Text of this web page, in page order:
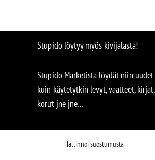
Hallinnoi suostumusta
Stupido löytyy myös kivijalasta!
Stupido Marketista löydät niin uudet
kuin käytetytkin levyt, vaatteet, kirjat,
korut jne jne…